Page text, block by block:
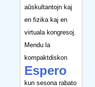
aŭskultantojn kaj
en fizika kaj en
virtuala kongresoj.
Mendu la
kompaktdiskon
Espero
kun sesona rabato